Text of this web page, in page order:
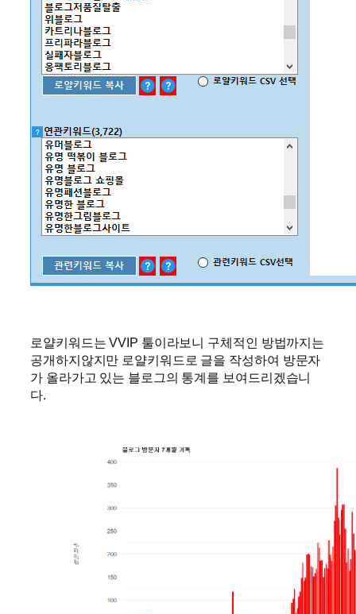
로얄키워드는 VVIP 툴이라보니 구체적인 방법까지는
공개하지않지만 로얄키워드로 글을 작성하여 방문자
가 올라가고 있는 블로그의 통계를 보여드리겠습니
다.